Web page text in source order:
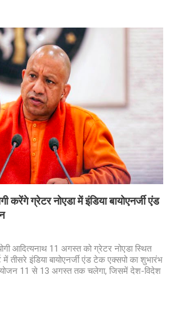
करेंगे ग्रेटर नोएडा में इंडिया बायोएनर्जी एंड
आदित्यनाथ 11 अगस्त को ग्रेटर नोएडा स्थित
में तीसरे इंडिया बायोएनर्जी एंड टेक एक्सपो का शुभारंभ
11 से 13 अगस्त तक चलेगा, जिसमें देश-विदेश